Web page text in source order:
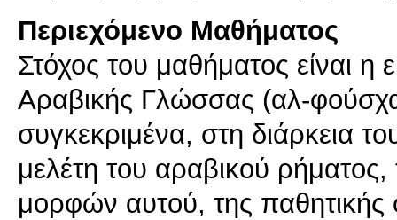
Περιεχόμενο Μαθήματος
Στόχος του μαθήματος είναι
Αραβικής Γλώσσας (αλ-
συγκεκριμένα, στη διάρκεια
μελέτη του αραβικού
μορφών αυτού, της